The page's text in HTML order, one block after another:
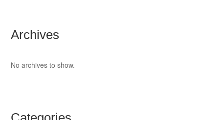
Archives
No archives to show.